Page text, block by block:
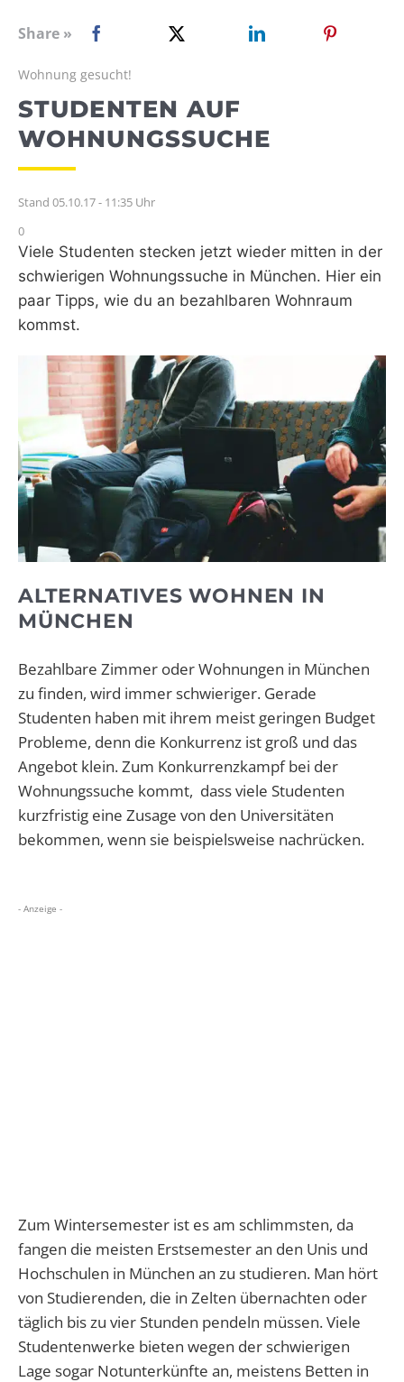
WEBRADIO
Share »
Wohnung gesucht!
STUDENTEN AUF
WOHNUNGSSUCHE
Stand 05.10.17 - 11:35 Uhr
0
Viele Studenten stecken jetzt wieder mitten in der
schwierigen Wohnungssuche in München. Hier ein
paar Tipps, wie du an bezahlbaren Wohnraum
kommst.
ALTERNATIVES WOHNEN IN
MÜNCHEN
Bezahlbare Zimmer oder Wohnungen in München
zu finden, wird immer schwieriger. Gerade
Studenten haben mit ihrem meist geringen Budget
Probleme, denn die Konkurrenz ist groß und das
Angebot klein.Zum Konkurrenzkampf bei der
Wohnungssuche kommt, dass viele Studenten
kurzfristig eine Zusage von den Universitäten
bekommen, wenn sie beispielsweise nachrücken.
- Anzeige -
Zum Wintersemester ist es am schlimmsten, da
fangen die meisten Erstsemester an den Unis und
Hochschulen in München an zu studieren. Man hört
von Studierenden, die in Zelten übernachten oder
täglich bis zu vier Stunden pendeln müssen. Viele
Studentenwerke bieten wegen der schwierigen
Lage sogar Notunterkünfte an, meistens Betten in